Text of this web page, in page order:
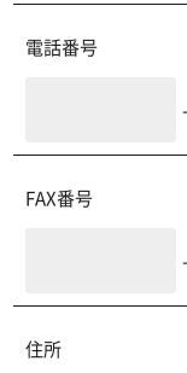
電話番号
-
FAX番号
-
住所